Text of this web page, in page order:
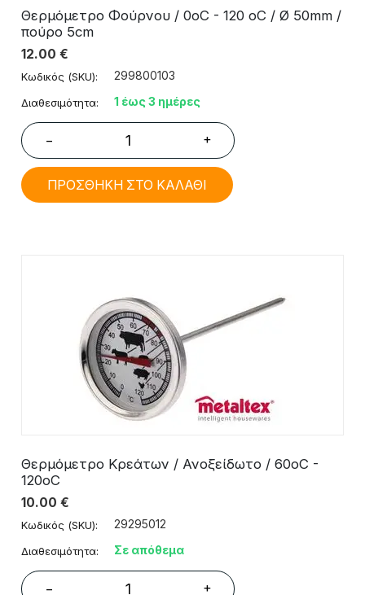
Θερμόμετρο Φούρνου / 0οC - 120 οC / Ø 50mm /
πούρο 5cm
12.00 €
Κωδικός (SKU): 299800103
Διαθεσιμότητα: 1 έως 3 ημέρες
− +
ΠΡΟΣΘΗΚΗ ΣΤΟ ΚΑΛΑΘΙ
Θερμόμετρο Κρεάτων / Ανοξείδωτο / 60οC -
120οC
10.00 €
Κωδικός (SKU): 29295012
Διαθεσιμότητα: Σε απόθεμα
− +